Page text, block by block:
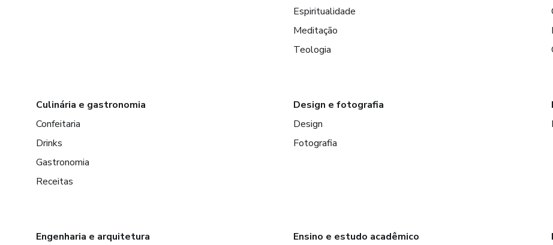
Espiritualidade
Meditação
Teologia
Culinária e gastronomia
Confeitaria
Drinks
Gastronomia
Receitas
Design e fotografia
Design
Fotografia
Engenharia e arquitetura Ensino e estudo acadêmico